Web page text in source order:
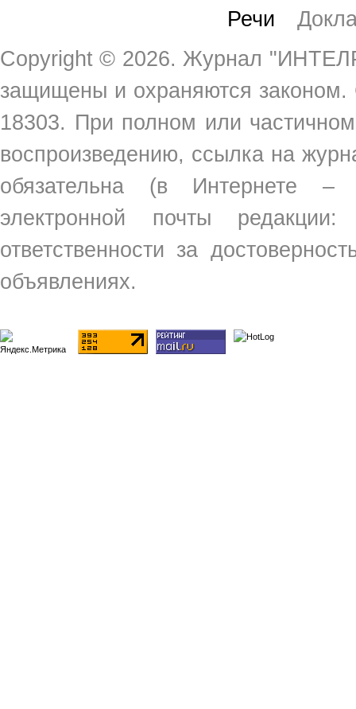
Речи
Copyright © 2026. Журнал
защищены и охраняются
18303. При полном или
воспроизведению, ссылка на
обязательна (в Интернете
электронной почты
ответственности за
объявлениях.